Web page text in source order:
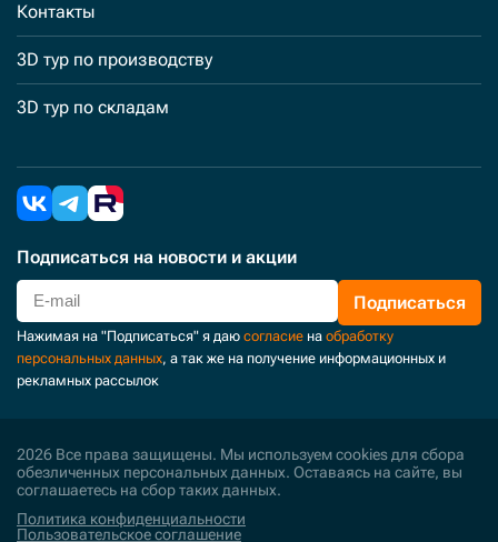
Контакты
3D тур по производству
3D тур по складам
Подписаться на новости и акции
Подписаться
Нажимая на "Подписаться" я даю согласие на обработку
персональных данных, а так же на получение информационных и
рекламных рассылок
2026 Все права защищены. Мы используем cookies для сбора
обезличенных персональных данных. Оставаясь на сайте, вы
соглашаетесь на сбор таких данных.
Политика конфиденциальности
Пользовательское соглашение